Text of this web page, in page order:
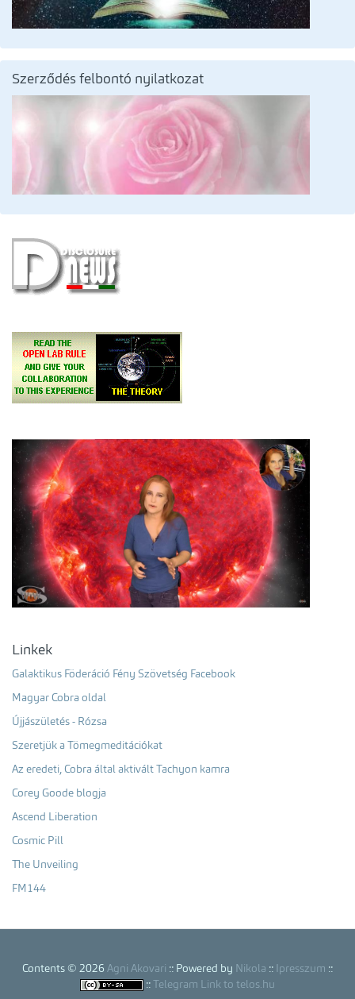
Szerződés felbontó nyilatkozat
Linkek
Galaktikus Föderáció Fény Szövetség Facebook
Magyar Cobra oldal
Újjászületés - Rózsa
Szeretjük a Tömegmeditációkat
Az eredeti, Cobra által aktivált Tachyon kamra
Corey Goode blogja
Ascend Liberation
Cosmic Pill
The Unveiling
FM144
Contents © 2026 Agni Akovari :: Powered by Nikola :: Ipresszum ::
:: Telegram Link to telos.hu